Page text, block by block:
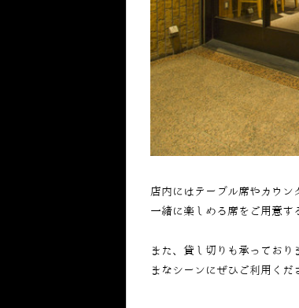
店内にはテーブル席やカウ
一緒に楽しめる席をご用意す
また、貸し切りも承ってお
まなシーンにぜひご利用くだ